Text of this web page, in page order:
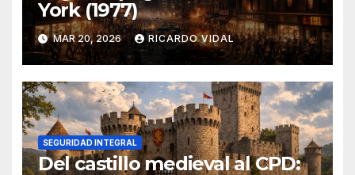
York (1977)
MAR 20, 2026 RICARDO VIDAL
SEGURIDAD INTEGRAL
Del castillo medieval al CPD: